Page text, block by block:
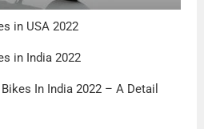
in USA 2022
in India 2022
In India 2022 – A Detail